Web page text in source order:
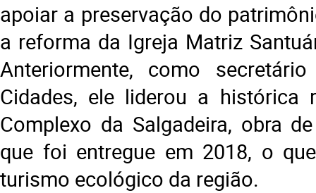
apoiar a preservação do
a reforma da Igreja Matriz
Anteriormente, como
Cidades, ele liderou a histórica
Complexo da Salgadeira, obra
que foi entregue em 2018, o
turismo ecológico da região.